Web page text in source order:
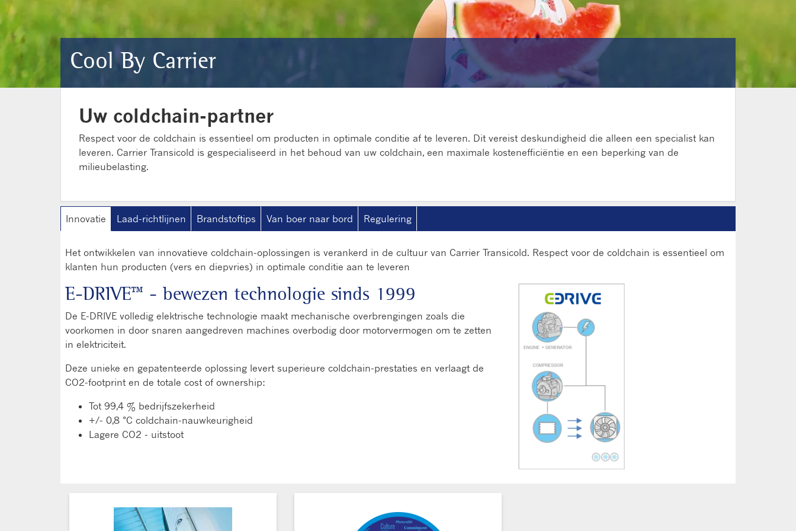
Cool By Carrier
Uw coldchain-partner
Respect voor de coldchain is essentieel om producten in optimale conditie af te leveren. Dit vereist deskundigheid die alleen een specialist kan
leveren. Carrier Transicold is gespecialiseerd in het behoud van uw coldchain, een maximale kostenefficiëntie en een beperking van de
milieubelasting.
Innovatie Laad-richtlijnen Brandstoftips Van boer naar bord Regulering
Het ontwikkelen van innovatieve coldchain-oplossingen is verankerd in de cultuur van Carrier Transicold. Respect voor de coldchain is essentieel om
klanten hun producten (vers en diepvries) in optimale conditie aan te leveren
E-DRIVE™ - bewezen technologie sinds 1999
De E-DRIVE volledig elektrische technologie maakt mechanische overbrengingen zoals die
voorkomen in door snaren aangedreven machines overbodig door motorvermogen om te zetten
in elektriciteit.
Deze unieke en gepatenteerde oplossing levert superieure coldchain-prestaties en verlaagt de
CO2-footprint en de totale cost of ownership:
Tot 99,4 % bedrijfszekerheid
+/- 0,8 °C coldchain-nauwkeurigheid
Lagere CO2 - uitstoot